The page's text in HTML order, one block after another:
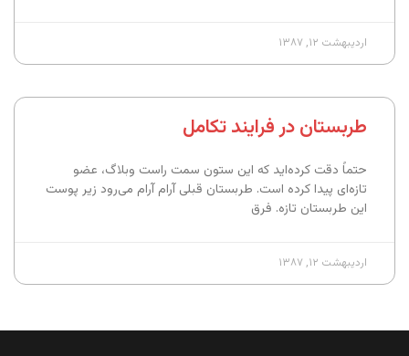
اردیبهشت ۱۲, ۱۳۸۷
طربستان در فرایند تکامل
حتماً دقت کرده‌اید که این ستون سمت راست وبلاگ، عضو
تازه‌ای پیدا کرده است. طربستان قبلی آرام آرام می‌رود زیر پوست
این طربستان تازه. فرق
اردیبهشت ۱۲, ۱۳۸۷